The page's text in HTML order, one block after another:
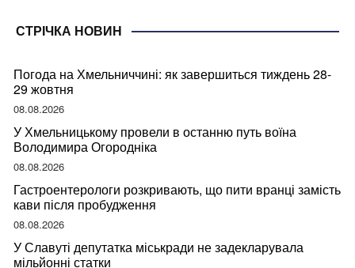
СТРІЧКА НОВИН
Погода на Хмельниччині: як завершиться тиждень 28-
29 жовтня
08.08.2026
У Хмельницькому провели в останню путь воїна
Володимира Огородніка
08.08.2026
Гастроентерологи розкривають, що пити вранці замість
кави після пробудження
08.08.2026
У Славуті депутатка міськради не задекларувала
мільйонні статки